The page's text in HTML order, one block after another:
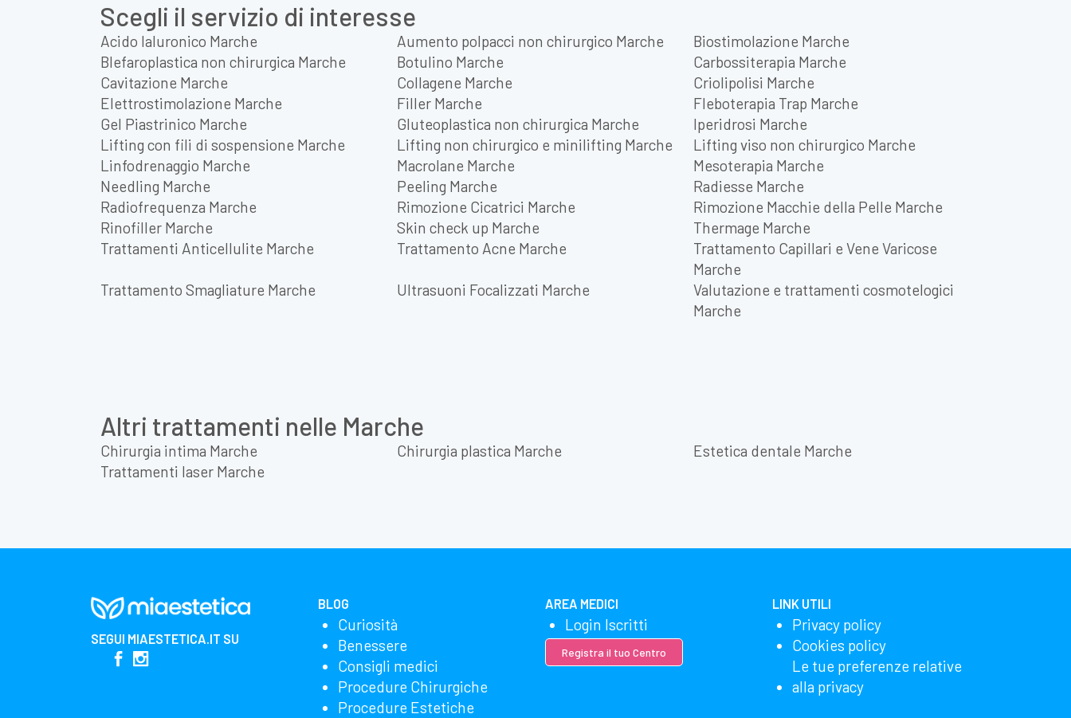
Scegli il servizio di interesse
Acido Ialuronico Marche Aumento polpacci non chirurgico Marche
Biostimolazione Marche
Blefaroplastica non chirurgica Marche
Botulino Marche
Carbossiterapia Marche
Cavitazione Marche
Collagene Marche
Criolipolisi Marche
Elettrostimolazione Marche
Filler Marche
Fleboterapia Trap Marche
Gel Piastrinico Marche
Gluteoplastica non chirurgica Marche
Iperidrosi Marche
Lifting con fili di sospensione Marche
Lifting non chirurgico e minilifting Marche
Lifting viso non chirurgico Marche
Linfodrenaggio Marche
Macrolane Marche
Mesoterapia Marche
Needling Marche
Peeling Marche
Radiesse Marche
Radiofrequenza Marche
Rimozione Cicatrici Marche
Rimozione Macchie della Pelle Marche
Rinofiller Marche
Skin check up Marche
Thermage Marche
Trattamenti Anticellulite Marche
Trattamento Acne Marche
Trattamento Capillari e Vene Varicose
Marche
Trattamento Smagliature Marche
Ultrasuoni Focalizzati Marche
Valutazione e trattamenti cosmotelogici
Marche
Altri trattamenti nelle Marche
Chirurgia intima Marche Chirurgia plastica Marche
Estetica dentale Marche
Trattamenti laser Marche
SEGUI MIAESTETICA.IT SU
BLOG
Curiosità
Benessere
Consigli medici
Procedure Chirurgiche
Procedure Estetiche
AREA MEDICI
Login Iscritti
Registra il tuo Centro
LINK UTILI
Privacy policy
Cookies policy
Le tue preferenze relative
alla privacy